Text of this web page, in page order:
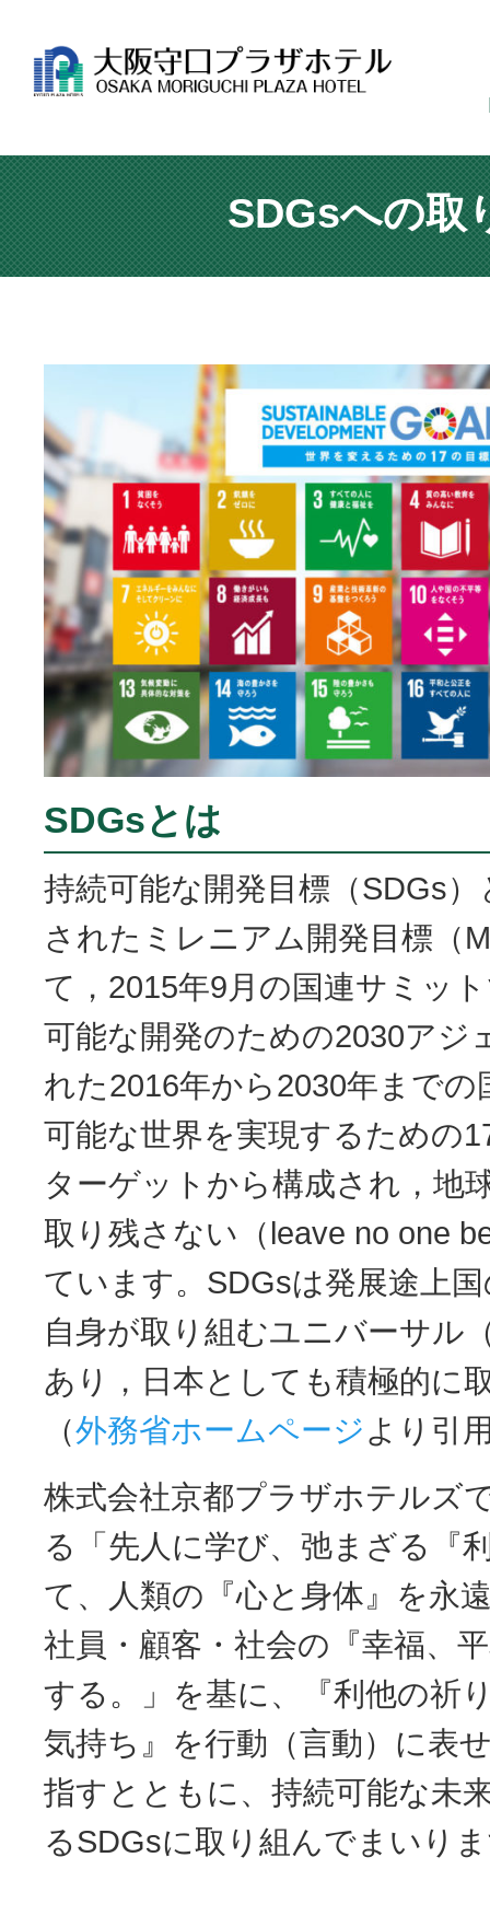
SDGsへの取
SDGsとは
持続可能な開発目標（SDGs
されたミレニアム開発目標（
て，2015年9月の国連サミッ
可能な開発のための2030アジ
れた2016年から2030年までの
可能な世界を実現するための
ターゲットから構成され，地
取り残さない（leave no one
ています。SDGsは発展途上
自身が取り組むユニバーサル
あり，日本としても積極的に
（外務省ホームページより引
株式会社京都プラザホテルズ
る「先人に学び、弛まざる『
て、人類の『心と身体』を永
社員・顧客・社会の『幸福、
する。」を基に、『利他の祈
気持ち』を行動（言動）に表
指すとともに、持続可能な未
るSDGsに取り組んでまいり